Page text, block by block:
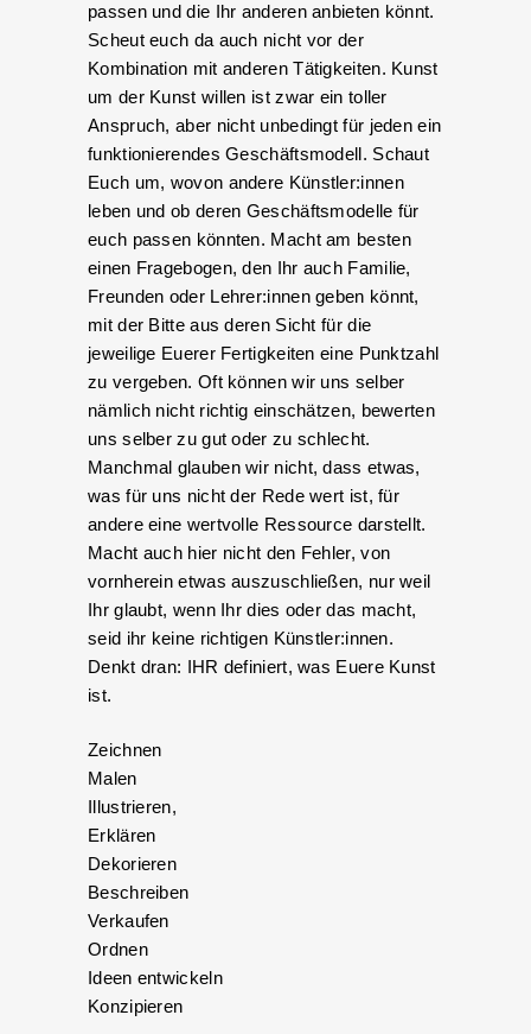
passen und die Ihr anderen anbieten könnt.
Scheut euch da auch nicht vor der
Kombination mit anderen Tätigkeiten. Kunst
um der Kunst willen ist zwar ein toller
Anspruch, aber nicht unbedingt für jeden ein
funktionierendes Geschäftsmodell. Schaut
Euch um, wovon andere Künstler:innen
leben und ob deren Geschäftsmodelle für
euch passen könnten. Macht am besten
einen Fragebogen, den Ihr auch Familie,
Freunden oder Lehrer:innen geben könnt,
mit der Bitte aus deren Sicht für die
jeweilige Euerer Fertigkeiten eine Punktzahl
zu vergeben. Oft können wir uns selber
nämlich nicht richtig einschätzen, bewerten
uns selber zu gut oder zu schlecht.
Manchmal glauben wir nicht, dass etwas,
was für uns nicht der Rede wert ist, für
andere eine wertvolle Ressource darstellt.
Macht auch hier nicht den Fehler, von
vornherein etwas auszuschließen, nur weil
Ihr glaubt, wenn Ihr dies oder das macht,
seid ihr keine richtigen Künstler:innen.
Denkt dran: IHR definiert, was Euere Kunst
ist.
Zeichnen
Malen
Illustrieren,
Erklären
Dekorieren
Beschreiben
Verkaufen
Ordnen
Ideen entwickeln
Konzipieren